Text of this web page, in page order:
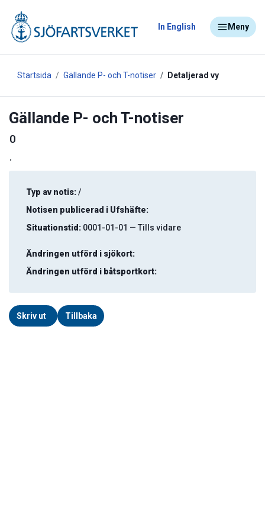
In English Meny
Startsida Gällande P- och T-notiser Detaljerad vy
Gällande P- och T-notiser
0
.
Typ av notis:/
Notisen publicerad i Ufshäfte:
Situationstid: 0001-01-01 — Tills vidare
Ändringen utförd i sjökort:
Ändringen utförd i båtsportkort:
Skriv ut Tillbaka